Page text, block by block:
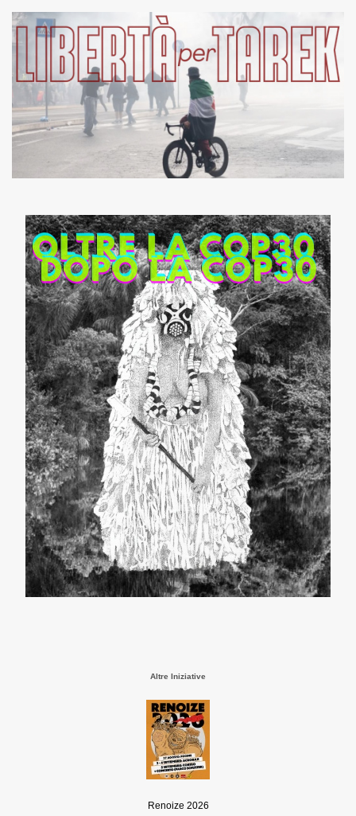
Altre Iniziative
Renoize 2026